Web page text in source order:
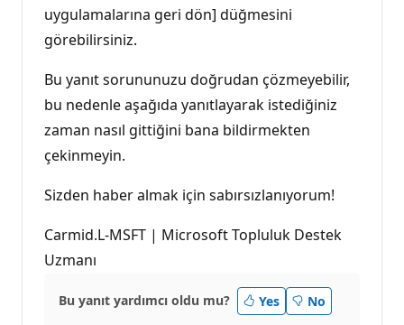
uygulamalarına geri dön] düğmesini
görebilirsiniz.
Bu yanıt sorununuzu doğrudan çözmeyebilir,
bu nedenle aşağıda yanıtlayarak istediğiniz
zaman nasıl gittiğini bana bildirmekten
çekinmeyin.
Sizden haber almak için sabırsızlanıyorum!
Carmid.L-MSFT | Microsoft Topluluk Destek
Uzmanı
Bu yanıt yardımcı oldu mu? Yes No